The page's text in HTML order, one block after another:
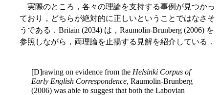
実際のところ，各々の理論を支持する事例が見つかっ
ており，どちらが絶対的に正しいということではなさそ
うである．Britain (2034) は，Raumolin-Brunberg (2006) を
参照しながら，両理論を止揚する見解を紹介している．
[D]rawing on evidence from the Helsinki Corpus of
Early English Correspondence, Raumolin-Brunberg
(2006) was able to suggest that both the Labovian